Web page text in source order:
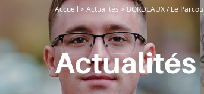
École
Programmes
Accueil > Actualités > BORDEAUX / Le
Actualités